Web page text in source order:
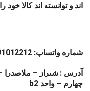
اند و توانسته اند کالا
شماره واتساپ: 07191012212
آدرس : شیراز – ملاصدرا
چهارم – واحد b2